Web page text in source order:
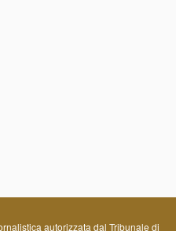
autorizzata dal Tribunale di